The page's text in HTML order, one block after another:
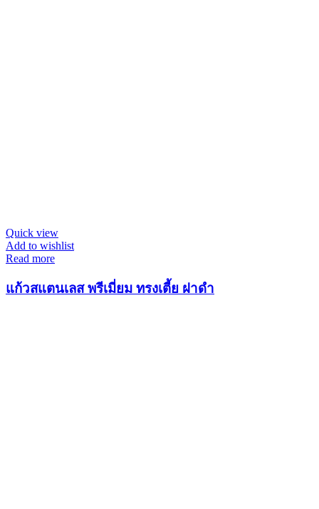
Quick view
Add to wishlist
Read more
แก้วสแตนเลส พรีเมี่ยม ทรงเตี้ย ฝาดำ